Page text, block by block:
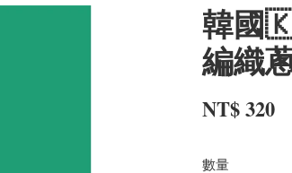
韓國
編織
NT$ 320
數量